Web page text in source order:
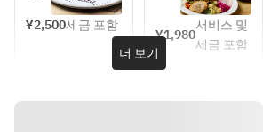
디저
종
¥2,500세금 포함
チコ
ース
容】
・サ
ラダ
¥1,980
서비스 및
세금 포함
더 보기